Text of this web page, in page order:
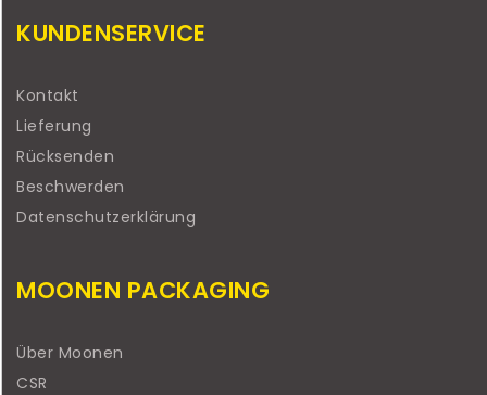
KUNDENSERVICE
Kontakt
Lieferung
Rücksenden
Beschwerden
Datenschutzerklärung
MOONEN PACKAGING
Über Moonen
CSR